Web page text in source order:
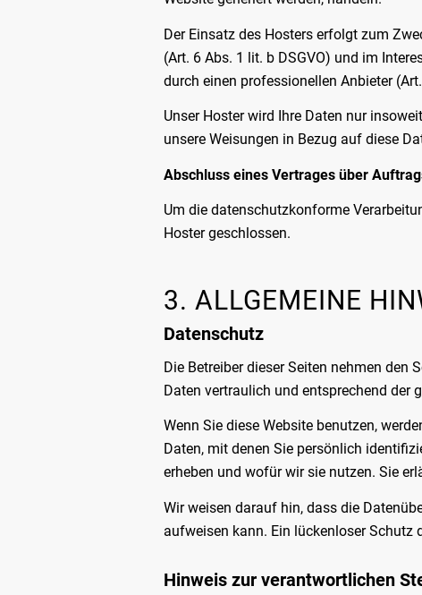
Der Einsatz des Hosters erfolgt zum
(Art. 6 Abs. 1 lit. b DSGVO) und im
durch einen professionellen Anbieter
Unser Hoster wird Ihre Daten nur
unsere Weisungen in Bezug auf diese
Abschluss eines Vertrages über
Um die datenschutzkonforme
Hoster geschlossen.
3. ALLGEMEINE
Datenschutz
Die Betreiber dieser Seiten nehmen den
Daten vertraulich und entsprechend der
Wenn Sie diese Website benutzen,
Daten, mit denen Sie persönlich
erheben und wofür wir sie nutzen. Sie
Wir weisen darauf hin, dass die
aufweisen kann. Ein lückenloser
Hinweis zur verantwortlichen